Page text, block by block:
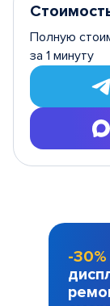
Полную
за 1 минуту
-30%